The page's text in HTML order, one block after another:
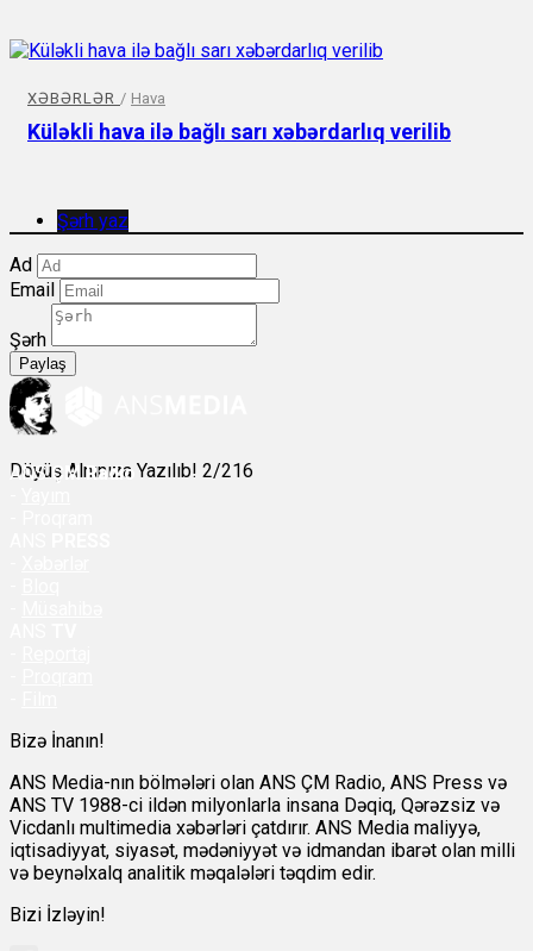
XƏBƏRLƏR / Hava
Küləkli hava ilə bağlı sarı xəbərdarlıq verilib
Şərh yaz
Ad
Email
Şərh
Paylaş
Döyüş Alnınıza Yazılıb! 2/216
ANSÇM Radio
Bizə İnanın!
ANS Media-nın bölmələri olan ANS ÇM Radio, ANS Press və
ANS TV 1988-ci ildən milyonlarla insana Dəqiq, Qərəzsiz və
Vicdanlı multimedia xəbərləri çatdırır. ANS Media maliyyə,
iqtisadiyyat, siyasət, mədəniyyət və idmandan ibarət olan milli
və beynəlxalq analitik məqalələri təqdim edir.
Bizi İzləyin!